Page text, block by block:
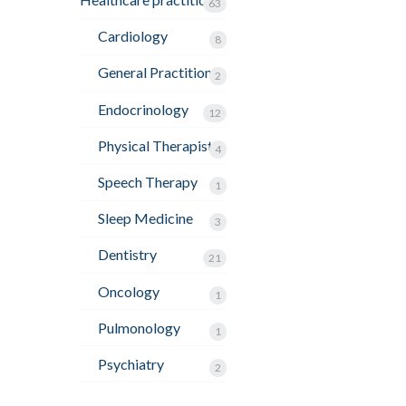
63
Cardiology 8
General Practitioner
2
Endocrinology 12
Physical Therapist 4
Speech Therapy 1
Sleep Medicine 3
Dentistry 21
Oncology 1
Pulmonology 1
Psychiatry 2